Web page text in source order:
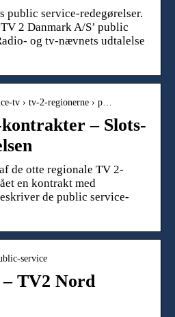
public service-redegørelser.
2 Danmark A/S’ public
og tv-nævnets udtalelse
tv › tv-2-regionerne › p…
– Slots-
de otte regionale TV 2-
en kontrakt med
de public service-
service
TV2 Nord